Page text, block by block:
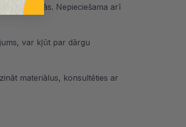
starpsienās. Nepieciešama arī
var kļūt par dārgu
materiālus, konsultēties ar